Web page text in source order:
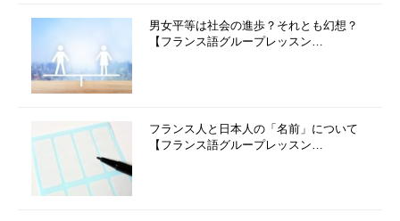
男女平等は社会の進歩？それとも幻想？
【フランス語グループレッスン…
フランス人と日本人の「名前」について
【フランス語グループレッスン…